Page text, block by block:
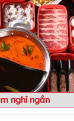
nghỉ ngắn